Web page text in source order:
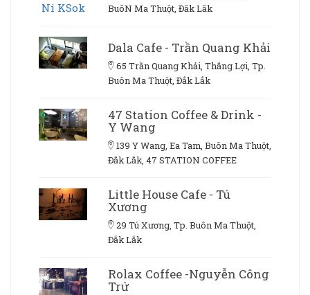
BuôN Ma Thuột, Đăk Lăk
Dala Cafe - Trần Quang Khải
65 Trần Quang Khải, Thắng Lợi, Tp.
Buôn Ma Thuột, Đắk Lắk
47 Station Coffee & Drink -
Y Wang
139 Y Wang, Ea Tam, Buôn Ma Thuột,
Đắk Lắk, 47 STATION COFFEE
Little House Cafe - Tú
Xương
29 Tú Xương, Tp. Buôn Ma Thuột,
Đắk Lắk
Rolax Coffee -Nguyễn Công
Trứ